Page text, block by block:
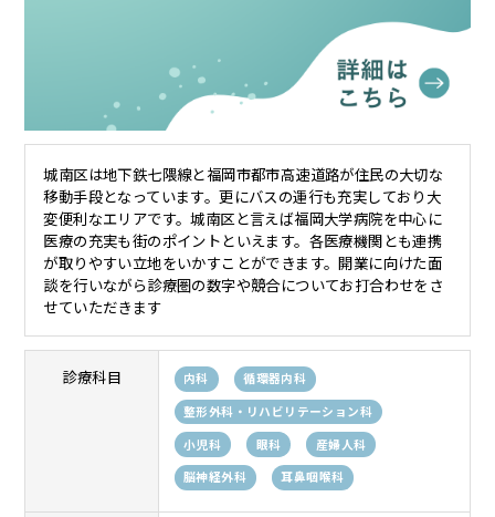
城南区は地下鉄七隈線と福岡市都市高速道路が住民の大切な
移動手段となっています。更にバスの運行も充実しており大
変便利なエリアです。城南区と言えば福岡大学病院を中心に
医療の充実も街のポイントといえます。各医療機関とも連携
が取りやすい立地をいかすことができます。開業に向けた面
談を行いながら診療圏の数字や競合についてお打合わせをさ
せていただきます
診療科目 内科
循環器内科
整形外科・リハビリテーション科
小児科
眼科
産婦人科
脳神経外科
耳鼻咽喉科